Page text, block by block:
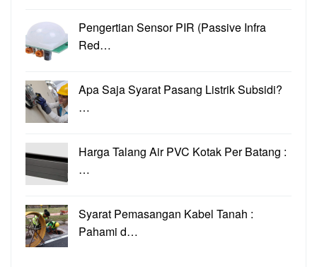
Pengertian Sensor PIR (Passive Infra
Red…
Apa Saja Syarat Pasang Listrik Subsidi?
…
Harga Talang Air PVC Kotak Per Batang :
…
Syarat Pemasangan Kabel Tanah :
Pahami d…